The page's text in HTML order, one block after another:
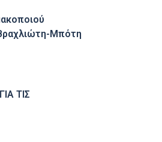
Μπότη
ΤΙΣ